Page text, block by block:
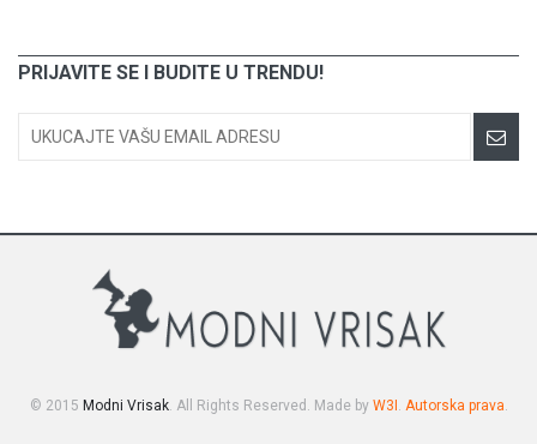
PRIJAVITE SE I BUDITE U TRENDU!
© 2015 Modni Vrisak. All Rights Reserved. Made by W3I Autorska prava